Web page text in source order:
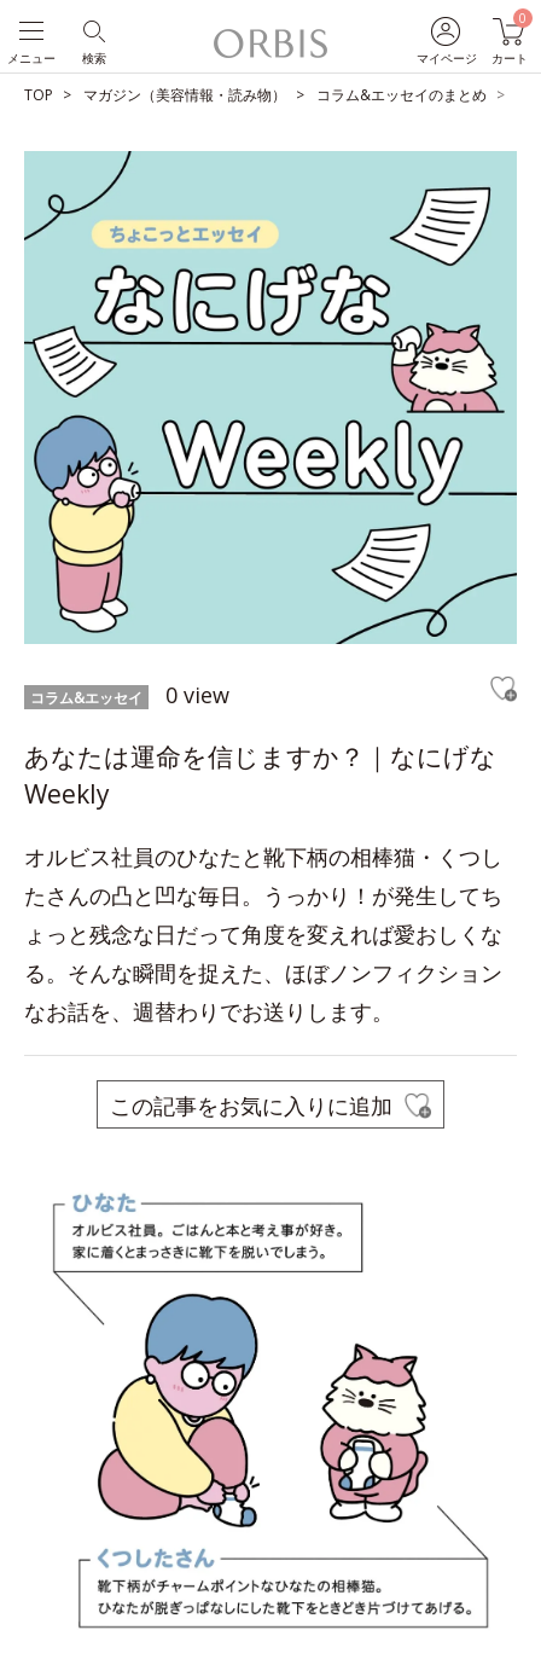
マイページ
0
カート
検索
メニュー
TOP マガジン（美容情報・読み物） コラム&エッセイのまとめ
コラム&エッセイ 0 view
あなたは運命を信じますか？｜なにげな
Weekly
オルビス社員のひなたと靴下柄の相棒猫・くつし
たさんの凸と凹な毎日。うっかり！が発生してち
ょっと残念な日だって角度を変えれば愛おしくな
る。そんな瞬間を捉えた、ほぼノンフィクション
なお話を、週替わりでお送りします。
この記事をお気に入りに追加